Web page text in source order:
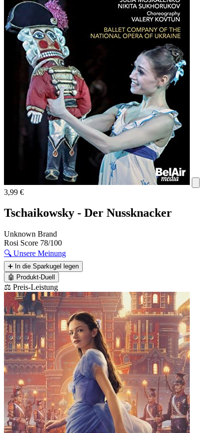
3,99 €
Tschaikowsky - Der Nussknacker
Unknown Brand
Rosi Score 78/100
🔍 Unsere Meinung
➕ In die Sparkugel legen
🤖 Produkt-Duell
⚖️ Preis-Leistung